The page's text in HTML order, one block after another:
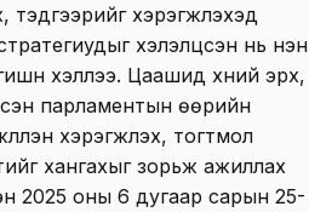
тэдгээрийг хэрэгжүүлэхэд
хэлэлцсэн нь нэн
хэллээ. Цаашид хүний эрх,
парламентын өөрийн
хэрэгжүүлэх, тогтмол
хангахыг зорьж ажиллах
2025 оны 6 дугаар сарын 25-